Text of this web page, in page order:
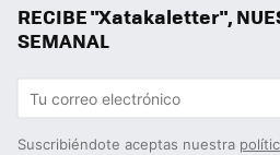
RECIBE "Xatakaletter",
SEMANAL
Suscribiéndote aceptas nuestra